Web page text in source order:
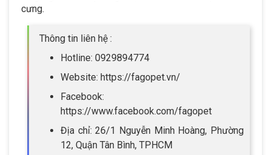
cưng.
Thông tin liên hệ :
Hotline: 0929894774
Website: https://fagopet.vn/
Facebook:
https://www.facebook.com/fagopet
Địa chỉ: 26/1 Nguyễn Minh Hoàng, Phường
12, Quận Tân Bình, TPHCM